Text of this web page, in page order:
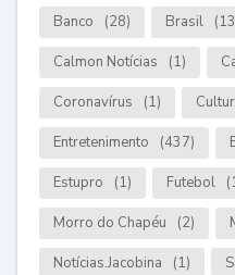
Banco (28) Brasil
Calmon Notícias (1)
Coronavírus (1)
Entretenimento (437)
Estupro (1) Futebol
Morro do Chapéu (2)
Notícias.Jacobina (1)